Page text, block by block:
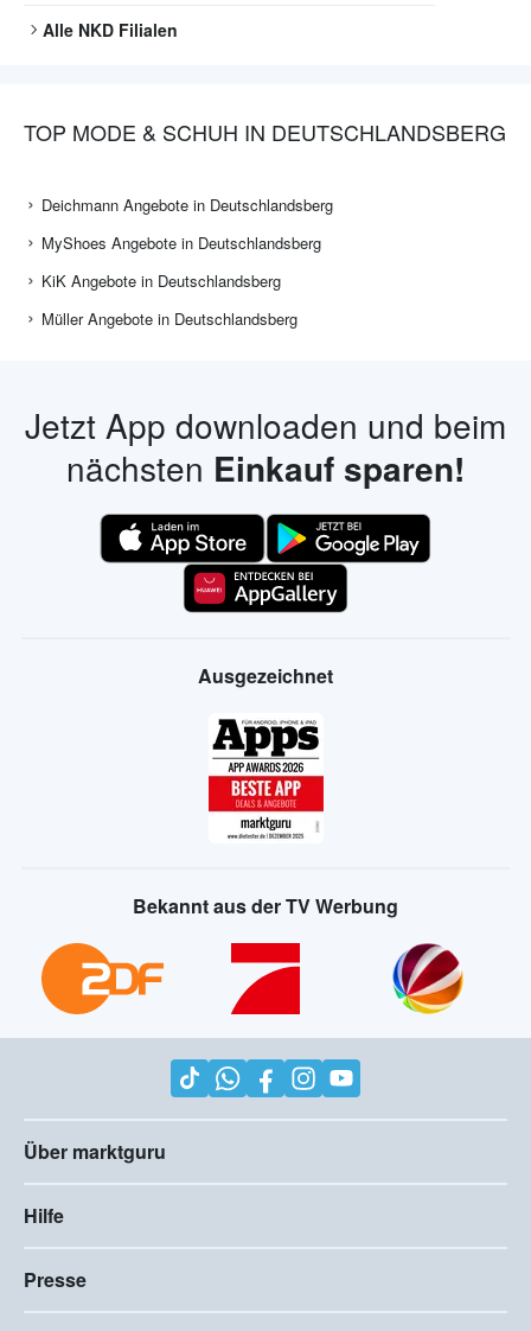
Alle NKD Filialen
TOP MODE & SCHUH IN DEUTSCHLANDSBERG
Deichmann Angebote in Deutschlandsberg
MyShoes Angebote in Deutschlandsberg
KiK Angebote in Deutschlandsberg
Müller Angebote in Deutschlandsberg
Jetzt App downloaden und beim
nächsten Einkauf sparen!
Ausgezeichnet
Bekannt aus der TV Werbung
Über marktguru
Hilfe
Presse